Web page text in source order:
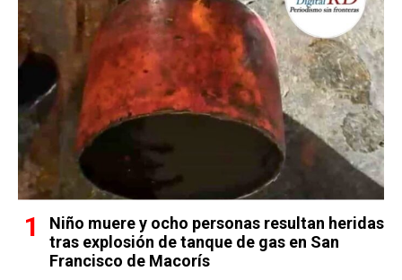
Niño muere y ocho personas resultan heridas
tras explosión de tanque de gas en San
Francisco de Macorís